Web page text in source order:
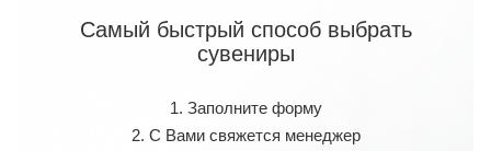
Самый быстрый способ выбрать
сувениры
1. Заполните форму
2. С Вами свяжется менеджер